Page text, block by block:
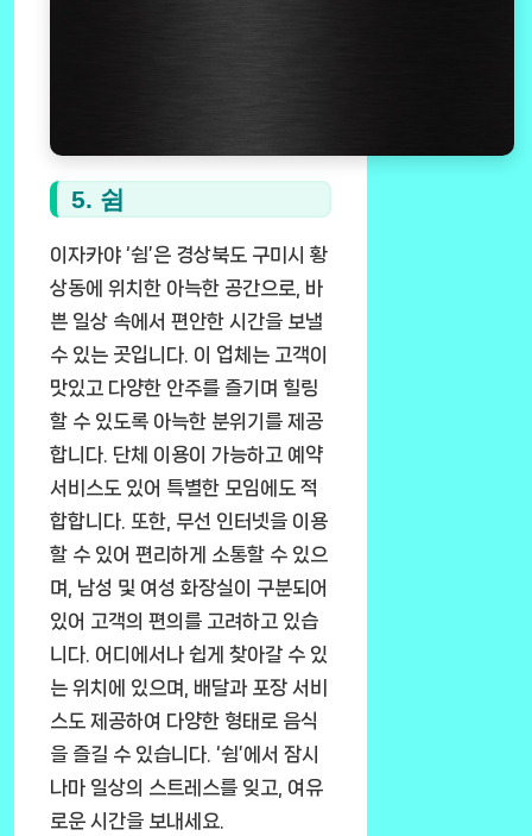
5. 쉼
이자카야 ‘쉼’은 경상북도 구미시 황
상동에 위치한 아늑한 공간으로, 바
쁜 일상 속에서 편안한 시간을 보낼
수 있는 곳입니다. 이 업체는 고객이
맛있고 다양한 안주를 즐기며 힐링
할 수 있도록 아늑한 분위기를 제공
합니다. 단체 이용이 가능하고 예약
서비스도 있어 특별한 모임에도 적
합합니다. 또한, 무선 인터넷을 이용
할 수 있어 편리하게 소통할 수 있으
며, 남성 및 여성 화장실이 구분되어
있어 고객의 편의를 고려하고 있습
니다. 어디에서나 쉽게 찾아갈 수 있
는 위치에 있으며, 배달과 포장 서비
스도 제공하여 다양한 형태로 음식
을 즐길 수 있습니다. ‘쉼’에서 잠시
나마 일상의 스트레스를 잊고, 여유
로운 시간을 보내세요.